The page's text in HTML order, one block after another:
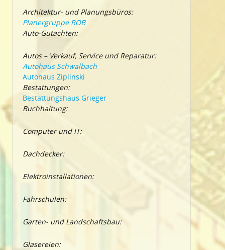
Architektur- und Planungsbüros:
Planergruppe ROB
Auto-Gutachten:
Autos – Verkauf, Service und Reparatur:
Autohaus Schwalbach
Autohaus Ziplinski
Bestattungen:
Bestattungshaus Grieger
Buchhaltung:
Computer und IT:
Dachdecker:
Elektroinstallationen:
Fahrschulen:
Garten- und Landschaftsbau:
Glasereien: